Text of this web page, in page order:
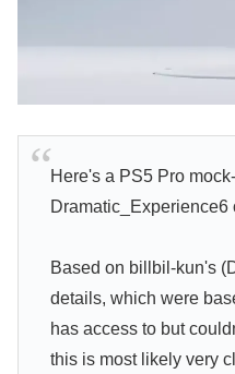
Here's a PS5 Pro
Dramatic_Experience6
Based on billbil-kun's
details, which were
has access to but
this is most likely very